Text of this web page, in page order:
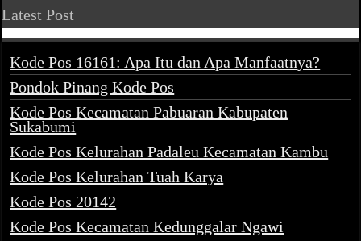
Latest Post
Kode Pos 16161: Apa Itu dan Apa Manfaatnya?
Pondok Pinang Kode Pos
Kode Pos Kecamatan Pabuaran Kabupaten
Sukabumi
Kode Pos Kelurahan Padaleu Kecamatan Kambu
Kode Pos Kelurahan Tuah Karya
Kode Pos 20142
Kode Pos Kecamatan Kedunggalar Ngawi